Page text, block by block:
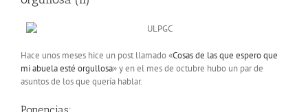
Hace unos meses hice un post llamado «Cosas de las que espero que
mi abuela esté orgullosa» y en el mes de octubre hubo un par de
asuntos de los que quería hablar.